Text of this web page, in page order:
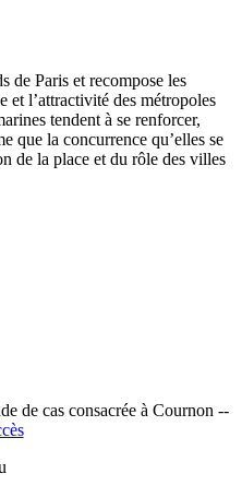
de Paris et recompose les
et l’attractivité des métropoles
tendent à se renforcer,
que la concurrence qu’elles se
de la place et du rôle des villes
de cas consacrée à Cournon --